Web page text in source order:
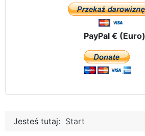
PayPal € (Euro)
Jesteś tutaj: Start